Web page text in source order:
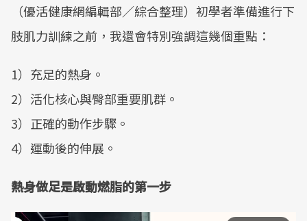
（優活健康網編輯部／綜合整理）初學者準備進行下
肢肌力訓練之前，我還會特別強調這幾個重點：
1）充足的熱身。
2）活化核心與臀部重要肌群。
3）正確的動作步驟。
4）運動後的伸展。
熱身做足是啟動燃脂的第一步